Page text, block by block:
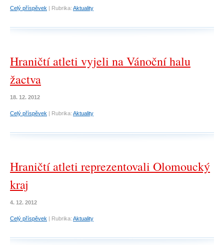
Celý příspěvek | Rubrika: Aktuality
Hraničtí atleti vyjeli na Vánoční halu
žactva
18. 12. 2012
Celý příspěvek | Rubrika: Aktuality
Hraničtí atleti reprezentovali Olomoucký
kraj
4. 12. 2012
Celý příspěvek | Rubrika: Aktuality